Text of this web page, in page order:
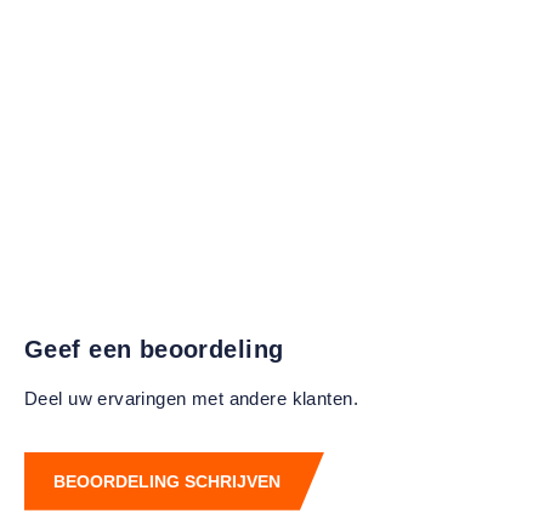
Geef een beoordeling
Deel uw ervaringen met andere klanten.
BEOORDELING SCHRIJVEN